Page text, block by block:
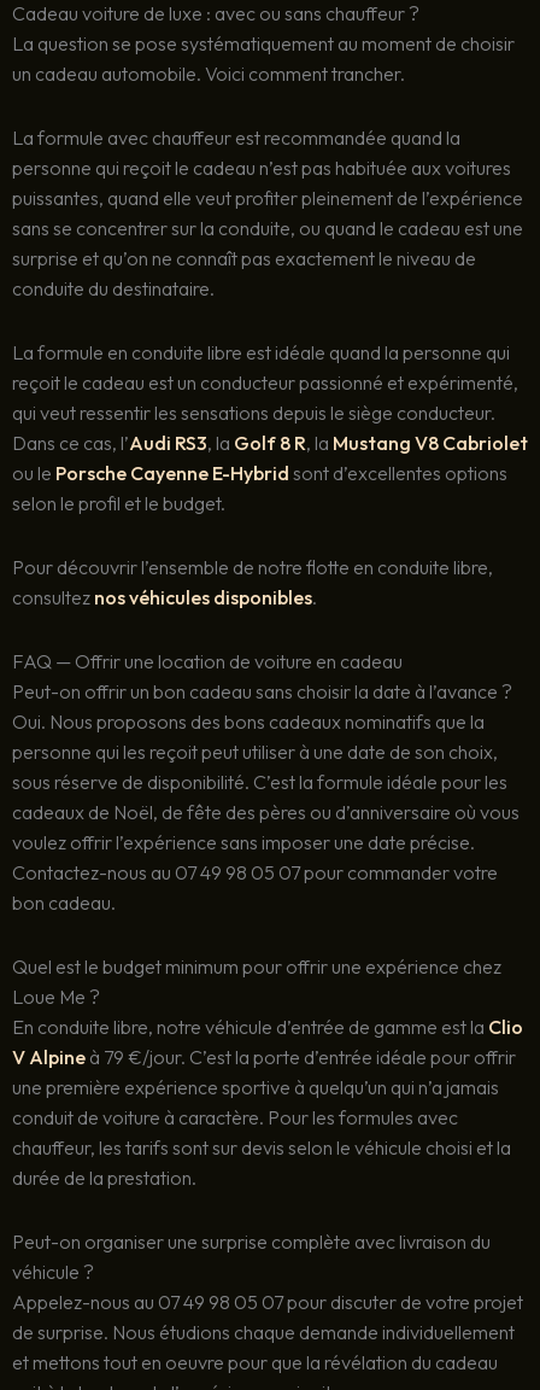
Cadeau voiture de luxe : avec ou sans chauffeur ?
La question se pose systématiquement au moment de choisir
un cadeau automobile. Voici comment trancher.
La formule avec chauffeur est recommandée quand la
personne qui reçoit le cadeau n’est pas habituée aux voitures
puissantes, quand elle veut profiter pleinement de l’expérience
sans se concentrer sur la conduite, ou quand le cadeau est une
surprise et qu’on ne connaît pas exactement le niveau de
conduite du destinataire.
La formule en conduite libre est idéale quand la personne qui
reçoit le cadeau est un conducteur passionné et expérimenté,
qui veut ressentir les sensations depuis le siège conducteur.
Dans ce cas, l’Audi RS3, la Golf 8 R, la Mustang V8 Cabriolet
ou le Porsche Cayenne E-Hybrid sont d’excellentes options
selon le profil et le budget.
Pour découvrir l’ensemble de notre flotte en conduite libre,
consultez nos véhicules disponibles.
FAQ — Offrir une location de voiture en cadeau
Peut-on offrir un bon cadeau sans choisir la date à l’avance ?
Oui. Nous proposons des bons cadeaux nominatifs que la
personne qui les reçoit peut utiliser à une date de son choix,
sous réserve de disponibilité. C’est la formule idéale pour les
cadeaux de Noël, de fête des pères ou d’anniversaire où vous
voulez offrir l’expérience sans imposer une date précise.
Contactez-nous au 07 49 98 05 07 pour commander votre
bon cadeau.
Quel est le budget minimum pour offrir une expérience chez
Loue Me ?
En conduite libre, notre véhicule d’entrée de gamme est la Clio
V Alpine à 79 €/jour. C’est la porte d’entrée idéale pour offrir
une première expérience sportive à quelqu’un qui n’a jamais
conduit de voiture à caractère. Pour les formules avec
chauffeur, les tarifs sont sur devis selon le véhicule choisi et la
durée de la prestation.
Peut-on organiser une surprise complète avec livraison du
véhicule ?
Appelez-nous au 07 49 98 05 07 pour discuter de votre projet
de surprise. Nous étudions chaque demande individuellement
et mettons tout en oeuvre pour que la révélation du cadeau